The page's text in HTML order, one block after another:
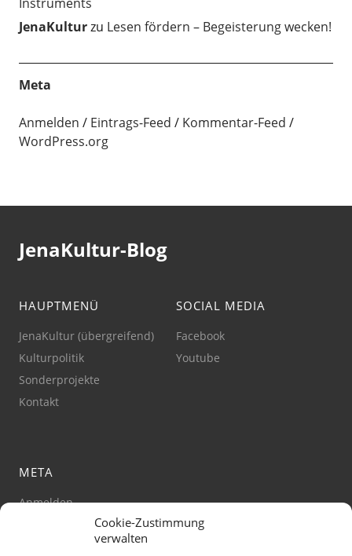
Cookie-Zustimmung
verwalten
JenaKulturzu Lesen fördern – Begeisterung wecken!
Meta
Anmelden Eintrags-Feed
Kommentar-Feed
WordPress.org
JenaKultur-Blog
HAUPTMENÜ
JenaKultur (übergreifend)
Kulturpolitik
Sonderprojekte
Kontakt
SOCIAL MEDIA
Facebook
Youtube
META
Anmelden